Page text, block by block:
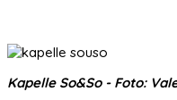
Kapelle So&So - Foto: